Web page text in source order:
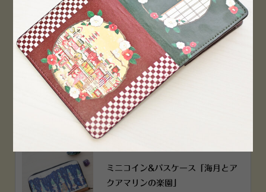
PEN！
2022.12.05
空想街雑貨店《吉祥寺本店》４月２
５日OPEN!
2022.03.29
ミニコイン&パスケース「海月とア
クアマリンの楽園」